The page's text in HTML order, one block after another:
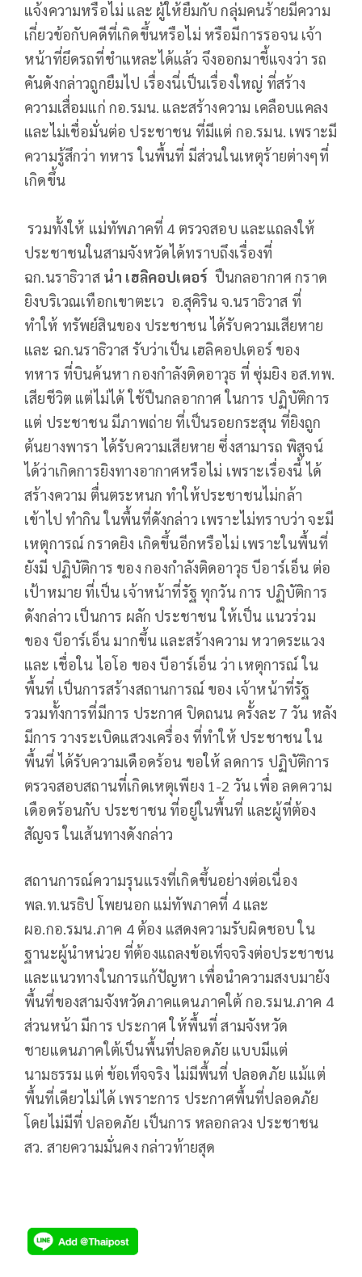
แจ้งความหรือไม่ และ ผู้ให้ยืมกับ กลุ่มคนร้ายมีความ
เกี่ยวข้อกับคดีที่เกิดขึ้นหรือไม่ หรือมีการรอจน เจ้า
หน้าที่ยึดรถที่ชำแหละได้แล้ว จึงออกมาชี้แจงว่า รถ
คันดังกล่าวถูกยืมไป เรื่องนี่เป็นเรื่องใหญ่ ที่สร้าง
ความเสื่อมแก่ กอ.รมน. และสร้างความ เคลือบแคลง
และไม่เชื่อมั่นต่อ ประชาชน ที่มีแต่ กอ.รมน. เพราะมี
ความรู้สึกว่า ทหาร ในพื้นที่ มีส่วนในเหตุร้ายต่างๆที่
เกิดขึ้น
รวมทั้งให้ แม่ทัพภาคที่ 4 ตรวจสอบ และแถลงให้
ประชาชนในสามจังหวัดได้ทราบถึงเรื่องที่
ฉก.นราธิวาส นำ เฮลิคอปเตอร์ ปืนกลอากาศ กราด
ยิงบริเวณเทือกเขาตะเว อ.สุคิริน จ.นราธิวาส ที่
ทำให้ ทรัพย์สินของ ประชาชน ได้รับความเสียหาย
และ ฉก.นราธิวาส รับว่าเป็น เฮลิคอปเตอร์ ของ
ทหาร ที่บินค้นหา กองกำลังติดอาวุธ ที่ ซุ่มยิง อส.ทพ.
เสียชีวิต แต่ไม่ได้ ใช้ปืนกลอากาศ ในการ ปฏิบัติการ
แต่ ประชาชน มีภาพถ่าย ที่เป็นรอยกระสุน ที่ยิงถูก
ต้นยางพารา ได้รับความเสียหาย ซึ่งสามารถ พิสูจน์
ได้ว่าเกิดการยิงทางอากาศหรือไม่ เพราะเรื่องนี้ ได้
สร้างความ ตื่นตระหนก ทำให้ประชาชนไม่กล้า
เข้าไป ทำกิน ในพื้นที่ดังกล่าว เพราะไม่ทราบว่า จะมี
เหตุการณ์ กราดยิง เกิดขึ้นอีกหรือไม่ เพราะในพื้นที่
ยังมี ปฏิบัติการ ของ กองกำลังติดอาวุธ บีอาร์เอ็น ต่อ
เป้าหมาย ที่เป็น เจ้าหน้าที่รัฐ ทุกวัน การ ปฏิบัติการ
ดังกล่าว เป็นการ ผลัก ประชาชน ให้เป็น แนวร่วม
ของ บีอาร์เอ็น มากขึ้น และสร้างความ หวาดระแวง
และ เชื่อใน ไอโอ ของ บีอาร์เอ็น ว่า เหตุการณ์ ใน
พื้นที่ เป็นการสร้างสถานการณ์ ของ เจ้าหน้าที่รัฐ
รวมทั้งการที่มีการ ประกาศ ปิดถนน ครั้งละ 7 วัน หลัง
มีการ วางระเบิดแสวงเครื่อง ที่ทำให้ ประชาชน ใน
พื้นที่ ได้รับความเดือดร้อน ขอให้ ลดการ ปฏิบัติการ
ตรวจสอบสถานที่เกิดเหตุเพียง 1-2 วัน เพื่อ ลดความ
เดือดร้อนกับ ประชาชน ที่อยู่ในพื้นที่ และผู้ที่ต้อง
สัญจร ในเส้นทางดังกล่าว
สถานการณ์ความรุนแรงที่เกิดขึ้นอย่างต่อเนื่อง
พล.ท.นรธิป โพยนอก แม่ทัพภาคที่ 4 และ
ผอ.กอ.รมน.ภาค 4 ต้อง แสดงความรับผิดชอบ ใน
ฐานะผู้นำหน่วย ที่ต้องแถลงข้อเท็จจริงต่อประชาชน
และแนวทางในการแก้ปัญหา เพื่อนำความสงบมายัง
พื้นที่ของสามจังหวัดภาคแดนภาคใต้ กอ.รมน.ภาค 4
ส่วนหน้า มีการ ประกาศ ให้พื้นที่ สามจังหวัด
ชายแดนภาคใต้เป็นพื้นที่ปลอดภัย แบบมีแต่
นามธรรม แต่ ข้อเท็จจริง ไม่มีพื้นที่ ปลอดภัย แม้แต่
พื้นที่เดียวไม่ได้ เพราะการ ประกาศพื้นที่ปลอดภัย
โดยไม่มีที่ ปลอดภัย เป็นการ หลอกลวง ประชาชน
สว. สายความมั่นคง กล่าวท้ายสุด